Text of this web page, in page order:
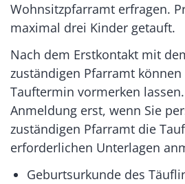
Wohnsitzpfarramt erfragen.
maximal drei Kinder getauft.
Nach dem Erstkontakt mit
zuständigen Pfarramt
Tauftermin vormerken
Anmeldung erst, wenn Sie
zuständigen Pfarramt die
erforderlichen Unterlagen
Geburtsurkunde des